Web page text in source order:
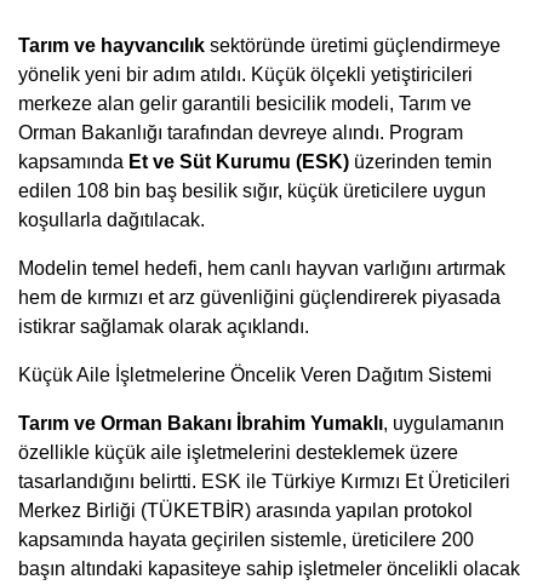
Tarım ve hayvancılık sektöründe üretimi güçlendirmeye
yönelik yeni bir adım atıldı. Küçük ölçekli yetiştiricileri
merkeze alan gelir garantili besicilik modeli, Tarım ve
Orman Bakanlığı tarafından devreye alındı. Program
kapsamında Et ve Süt Kurumu (ESK) üzerinden temin
edilen 108 bin baş besilik sığır, küçük üreticilere uygun
koşullarla dağıtılacak.
Modelin temel hedefi, hem canlı hayvan varlığını artırmak
hem de kırmızı et arz güvenliğini güçlendirerek piyasada
istikrar sağlamak olarak açıklandı.
Küçük Aile İşletmelerine Öncelik Veren Dağıtım Sistemi
Tarım ve Orman Bakanı İbrahim Yumaklı, uygulamanın
özellikle küçük aile işletmelerini desteklemek üzere
tasarlandığını belirtti. ESK ile Türkiye Kırmızı Et Üreticileri
Merkez Birliği (TÜKETBİR) arasında yapılan protokol
kapsamında hayata geçirilen sistemle, üreticilere 200
başın altındaki kapasiteye sahip işletmeler öncelikli olacak